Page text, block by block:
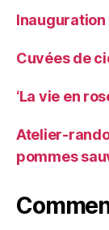
Inauguration
Cuvées de
‘La vie en
Atelier-
pommes